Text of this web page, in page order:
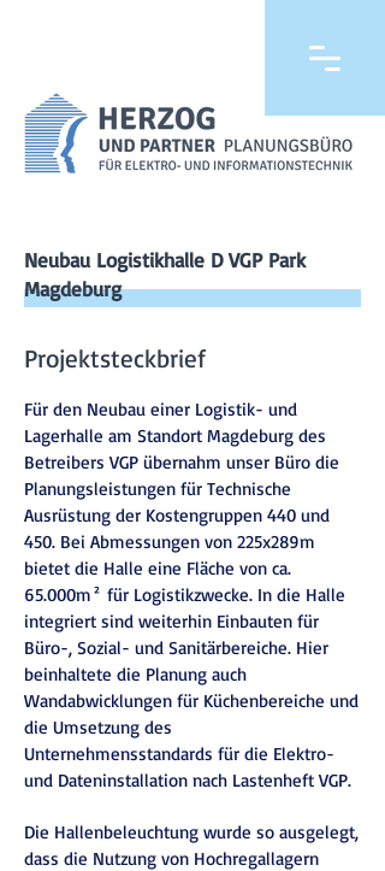
Neubau Logistikhalle D VGP Park
Magdeburg
Projektsteckbrief
Für den Neubau einer Logistik- und
Lagerhalle am Standort Magdeburg des
Betreibers VGP übernahm unser Büro die
Planungsleistungen für Technische
Ausrüstung der Kostengruppen 440 und
450. Bei Abmessungen von 225x289m
bietet die Halle eine Fläche von ca.
65.000m² für Logistikzwecke. In die Halle
integriert sind weiterhin Einbauten für
Büro-, Sozial- und Sanitärbereiche. Hier
beinhaltete die Planung auch
Wandabwicklungen für Küchenbereiche und
die Umsetzung des
Unternehmensstandards für die Elektro-
und Dateninstallation nach Lastenheft VGP.
Die Hallenbeleuchtung wurde so ausgelegt,
dass die Nutzung von Hochregallagern